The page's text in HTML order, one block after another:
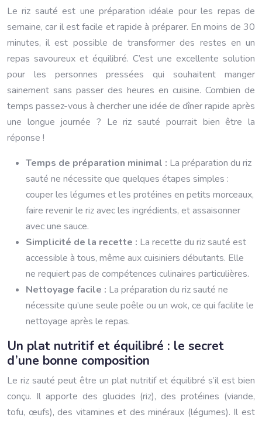
Le riz sauté est une préparation idéale pour les repas de
semaine, car il est facile et rapide à préparer. En moins de 30
minutes, il est possible de transformer des restes en un
repas savoureux et équilibré. C’est une excellente solution
pour les personnes pressées qui souhaitent manger
sainement sans passer des heures en cuisine. Combien de
temps passez-vous à chercher une idée de dîner rapide après
une longue journée ? Le riz sauté pourrait bien être la
réponse !
Temps de préparation minimal : La préparation du riz
sauté ne nécessite que quelques étapes simples :
couper les légumes et les protéines en petits morceaux,
faire revenir le riz avec les ingrédients, et assaisonner
avec une sauce.
Simplicité de la recette : La recette du riz sauté est
accessible à tous, même aux cuisiniers débutants. Elle
ne requiert pas de compétences culinaires particulières.
Nettoyage facile : La préparation du riz sauté ne
nécessite qu’une seule poêle ou un wok, ce qui facilite le
nettoyage après le repas.
Un plat nutritif et équilibré : le secret
d’une bonne composition
Le riz sauté peut être un plat nutritif et équilibré s’il est bien
conçu. Il apporte des glucides (riz), des protéines (viande,
tofu, œufs), des vitamines et des minéraux (légumes). Il est